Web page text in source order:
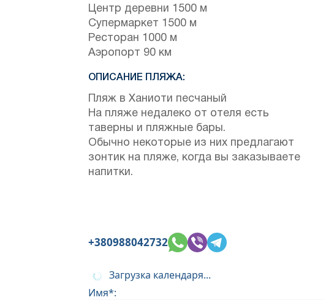
Центр деревни 1500 м
Супермаркет 1500 м
Ресторан 1000 м
Аэропорт 90 км
ОПИСАНИЕ ПЛЯЖА:
Пляж в Ханиоти песчаный
На пляже недалеко от отеля есть
таверны и пляжные бары.
Обычно некоторые из них предлагают
зонтик на пляже, когда вы заказываете
напитки.
+380988042732
Загрузка календаря...
Имя*: